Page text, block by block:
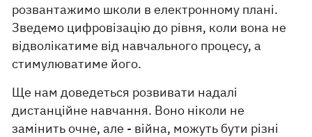
розвантажимо школи в електронному плані.
Зведемо цифровізацію до рівня, коли вона не
відволікатиме від навчального процесу, а
стимулюватиме його.
Ще нам доведеться розвивати надалі
дистанційне навчання. Воно ніколи не
замінить очне, але - війна, можуть бути різні